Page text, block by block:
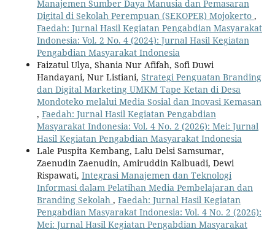
Manajemen Sumber Daya Manusia dan Pemasaran
Digital di Sekolah Perempuan (SEKOPER) Mojokerto ,
Faedah: Jurnal Hasil Kegiatan Pengabdian Masyarakat
Indonesia: Vol. 2 No. 4 (2024): Jurnal Hasil Kegiatan
Pengabdian Masyarakat Indonesia
Faizatul Ulya, Shania Nur Afifah, Sofi Duwi
Handayani, Nur Listiani, Strategi Penguatan Branding
dan Digital Marketing UMKM Tape Ketan di Desa
Mondoteko melalui Media Sosial dan Inovasi Kemasan
, Faedah: Jurnal Hasil Kegiatan Pengabdian
Masyarakat Indonesia: Vol. 4 No. 2 (2026): Mei: Jurnal
Hasil Kegiatan Pengabdian Masyarakat Indonesia
Lale Puspita Kembang, Lalu Delsi Samsumar,
Zaenudin Zaenudin, Amiruddin Kalbuadi, Dewi
Rispawati, Integrasi Manajemen dan Teknologi
Informasi dalam Pelatihan Media Pembelajaran dan
Branding Sekolah , Faedah: Jurnal Hasil Kegiatan
Pengabdian Masyarakat Indonesia: Vol. 4 No. 2 (2026):
Mei: Jurnal Hasil Kegiatan Pengabdian Masyarakat